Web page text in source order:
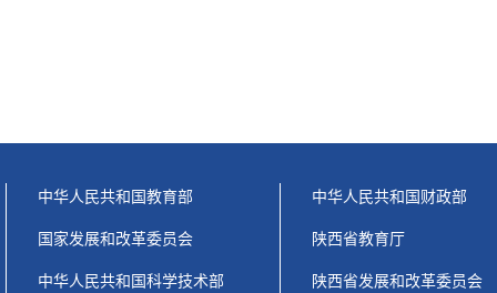
中华人民共和国教育部
国家发展和改革委员会
中华人民共和国科学技术部
中华人民共和国财政部
陕西省教育厅
陕西省发展和改革委员会